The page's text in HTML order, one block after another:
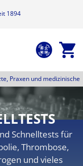
1894
Praxen und medizinische
Schnelltests für
Thrombose,
und vieles